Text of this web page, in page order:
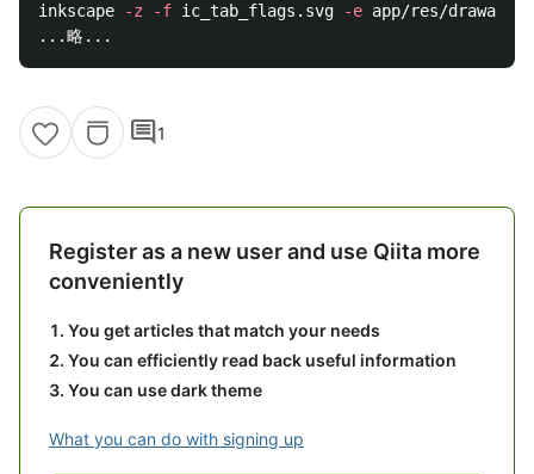
inkscape
-z -f ic_tab_flags.svg -e app/res/
comment1
Register as a new user and use Qiita more
conveniently
You get articles that match your needs
You can efficiently read back useful information
You can use dark theme
What you can do with signing up